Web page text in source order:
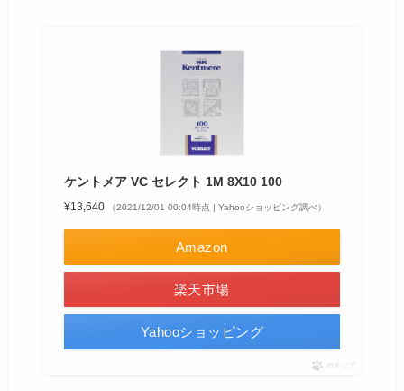
ケントメア VC セレクト 1M 8X10 100
¥13,640 （2021/12/01 00:04時点 | Yahooショッピング調べ）
Amazon
楽天市場
Yahooショッピング
ポチップ